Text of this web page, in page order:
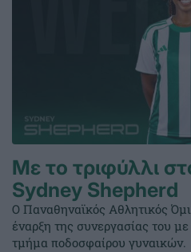
Με το τριφύλλι
Sydney Shepherd
Ο Παναθηναϊκός Αθλητικός
έναρξη της συνεργασίας του
τμήμα ποδοσφαίρου γυναικών.